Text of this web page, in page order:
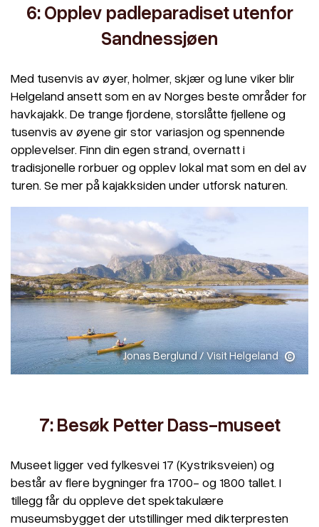
6: Opplev padleparadiset utenfor
Sandnessjøen
Med tusenvis av øyer, holmer, skjær og lune viker blir
Helgeland ansett som en av Norges beste områder for
havkajakk. De trange fjordene, storslåtte fjellene og
tusenvis av øyene gir stor variasjon og spennende
opplevelser. Finn din egen strand, overnatt i
tradisjonelle rorbuer og opplev lokal mat som en del av
turen. Se mer på kajakksiden under utforsk naturen.
Jonas Berglund / Visit Helgeland
7: Besøk Petter Dass-museet
Museet ligger ved fylkesvei 17 (Kystriksveien) og
består av flere bygninger fra 1700- og 1800 tallet. I
tillegg får du oppleve det spektakulære
museumsbygget der utstillinger med dikterpresten